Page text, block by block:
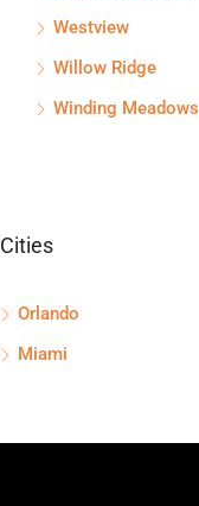
Westview
Willow Ridge
Winding Meadows
Cities
Orlando
Miami